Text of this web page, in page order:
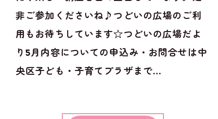
非ご参加くださいね♪つどいの広場のご利
用もお待ちしています☆つどいの広場だよ
り5月内容についての申込み・お問合せは中
央区子ども・子育てプラザまで...